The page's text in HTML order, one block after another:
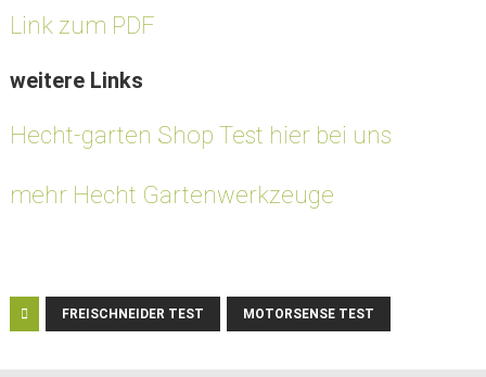
Link zum PDF
weitere Links
Hecht-garten Shop Test hier bei uns
mehr Hecht Gartenwerkzeuge
FREISCHNEIDER TEST MOTORSENSE TEST